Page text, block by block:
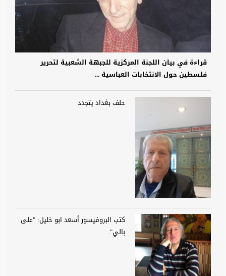
قراءة في بيان اللجنة المركزية للجبهة الشعبية لتحرير
فلسطين حول الانتخابات العباسية ...
حلف بغداد يتجدد
كتب البروفيسور أسعد ابو خليل: "على
بالي".